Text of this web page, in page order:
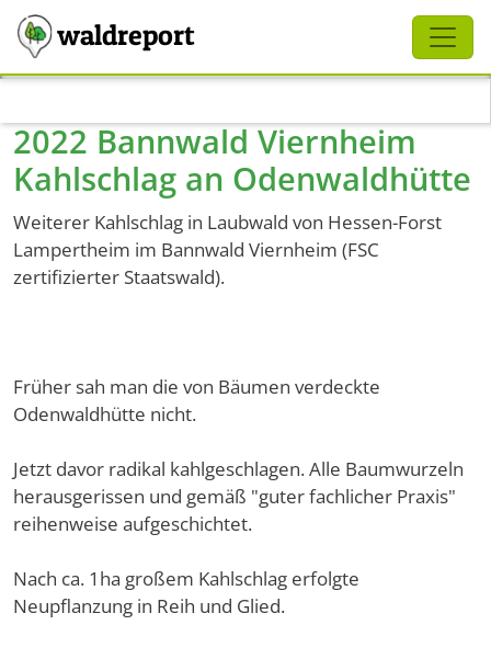
waldreport
2022 Bannwald Viernheim
Kahlschlag an Odenwaldhütte
Weiterer Kahlschlag in Laubwald von Hessen-Forst
Lampertheim im Bannwald Viernheim (FSC
zertifizierter Staatswald).
Früher sah man die von Bäumen verdeckte
Odenwaldhütte nicht.
Jetzt davor radikal kahlgeschlagen. Alle Baumwurzeln
herausgerissen und gemäß "guter fachlicher Praxis"
reihenweise aufgeschichtet.
Nach ca. 1ha großem Kahlschlag erfolgte
Neupflanzung in Reih und Glied.
Schliessen